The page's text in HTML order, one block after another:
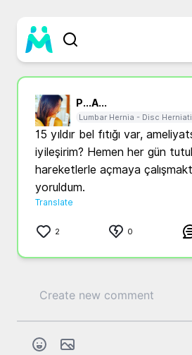
P...A...
Lumbar Hernia - Disc
15 yıldır bel fıtığı var,
iyileşirim? Hemen her gün
hareketlerle açmaya
yoruldum.
Translate
2 0